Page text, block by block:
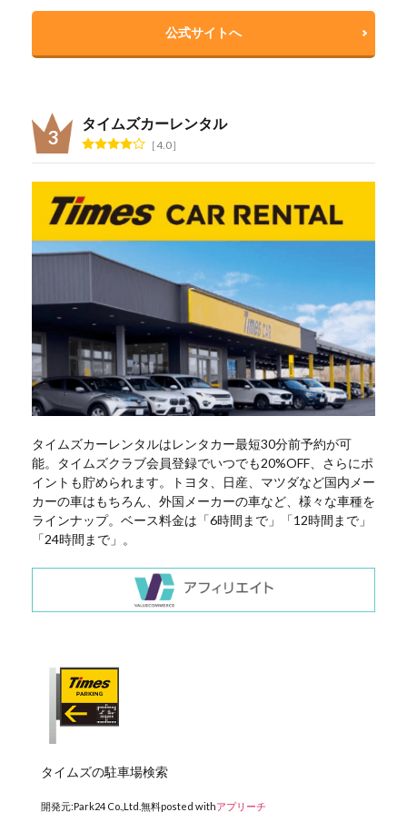
公式サイトへ
タイムズカーレンタル
4.0
タイムズカーレンタルはレンタカー最短30分前予約が可
能。タイムズクラブ会員登録でいつでも20%OFF、さらにポ
イントも貯められます。トヨタ、日産、マツダなど国内メー
カーの車はもちろん、外国メーカーの車など、様々な車種を
ラインナップ。ベース料金は「6時間まで」「12時間まで」
「24時間まで」。
タイムズの駐車場検索
開発元:Park24 Co.,Ltd. 無料posted withアプリーチ